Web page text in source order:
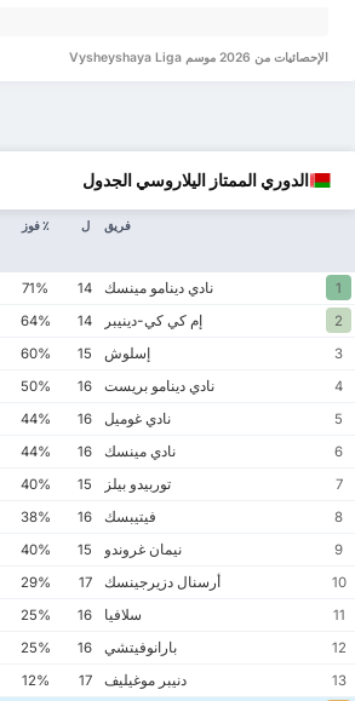
الإحصائيات من 2026 موسم Vysheyshaya Liga
الدوري الممتاز اليلاروسي الجدول
فريق ل ٪ فوز
1 نادي دينامو مينسك 14
71%
2
إم كي كي-دينيبر 14
64%
3
إسلوش 15
60%
4
نادي دينامو بريست 16
50%
5
نادي غوميل 16
44%
6
نادي مينسك 16
44%
7
توربيدو بيلز 15
40%
8
فيتيبسك 16
38%
9
نيمان غروندو 15
40%
10
أرسنال دزيرجينسك 17
29%
11
سلافيا 16
25%
12
بارانوفيتشي 16
25%
13
دنيبر موغيليف 17
12%